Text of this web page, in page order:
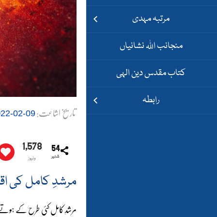
مرتبہ مہدی
منجانب اللہ نشانیاں
کتاب مقدس دین الہی
رابطہ
تاریخ اشاعت:09-02-2022
54
شئیر
1,578
وئیوز
مرشدِ کامل کی
مرشدِ کامل کئی طرح کے